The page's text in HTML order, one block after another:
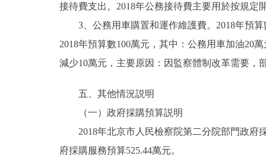
接待費支出。2018年公務接待費主要用於按規定
3、公務用車購置和運作維護費。2018年預算
2018年預算數100萬元，其中：公務用車加油20
減少10萬元，主要原因：因監察體制改革需要，
五、其他情況説明
（一）政府採購預算説明
2018年北京市人民檢察院第二分院部門政府採
府採購服務預算525.44萬元。